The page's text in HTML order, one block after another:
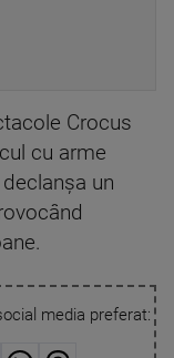
Crocus
cu arme
un
media preferat: